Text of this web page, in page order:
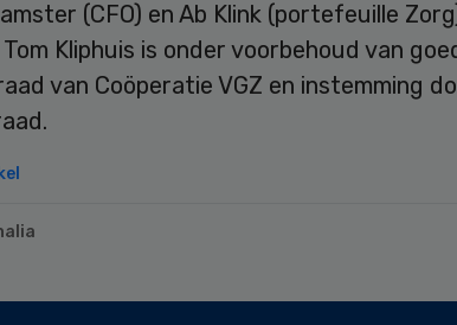
(CFO) en Ab Klink (portefeuille
Kliphuis is onder voorbehoud van
van Coöperatie VGZ en instemming